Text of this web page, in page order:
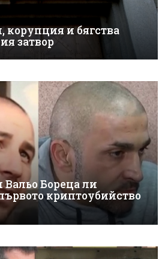
корупция и бягства
затвор
Вальо Бореца ли
криптоубийство